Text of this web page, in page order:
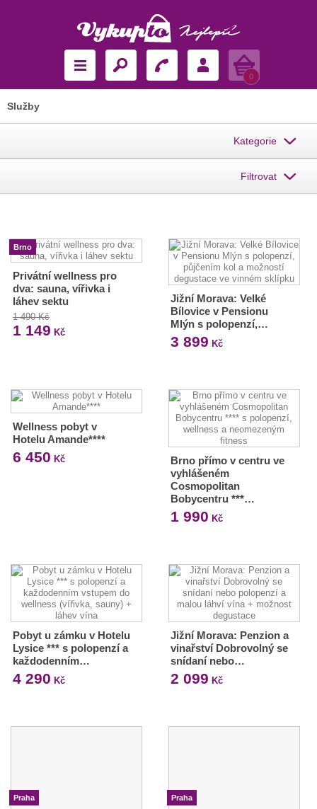
Košík
0
Služby
Kategorie
Filtrovat
Brno
Privátní wellness pro
dva: sauna, vířivka i
láhev sektu
1 490 Kč
1 149 Kč
Jižní Morava: Velké
Bílovice v Pensionu
Mlýn s polopenzí,…
3 899 Kč
Wellness pobyt v
Hotelu Amande****
6 450 Kč
Brno přímo v centru ve
vyhlášeném
Cosmopolitan
Bobycentru ***…
1 990 Kč
Pobyt u zámku v Hotelu
Lysice *** s polopenzí a
každodenním…
4 290 Kč
Jižní Morava: Penzion a
vinařství Dobrovolný se
snídaní nebo…
2 099 Kč
Praha Praha